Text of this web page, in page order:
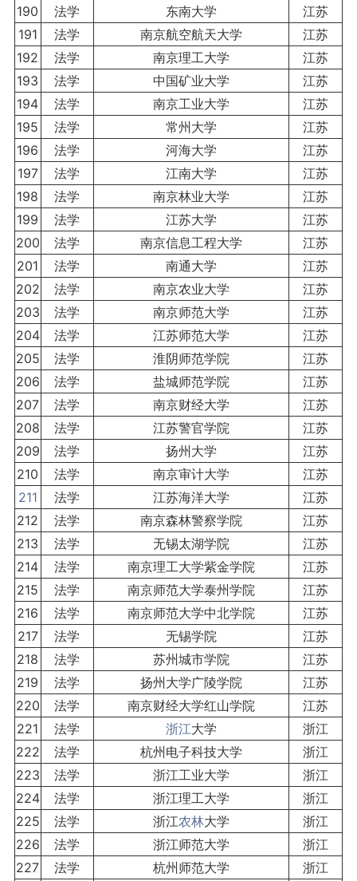
190 法学 东南大学
江苏
191
法学 南京航空航天大学
江苏
192
法学 南京理工大学
江苏
193
法学 中国矿业大学
江苏
194
法学 南京工业大学
江苏
195
法学 常州大学
江苏
196
法学 河海大学
江苏
197
法学 江南大学
江苏
198
法学 南京林业大学
江苏
199
法学 江苏大学
江苏
200
法学 南京信息工程大学
江苏
201
法学 南通大学
江苏
202
法学 南京农业大学
江苏
203
法学 南京师范大学
江苏
204
法学 江苏师范大学
江苏
205
法学 淮阴师范学院
江苏
206
法学 盐城师范学院
江苏
207
法学 南京财经大学
江苏
208
法学 江苏警官学院
江苏
209
法学 扬州大学
江苏
210
法学 南京审计大学
江苏
211
法学 江苏海洋大学
江苏
212
法学 南京森林警察学院
江苏
213
法学 无锡太湖学院
江苏
214
法学 南京理工大学紫金学院
江苏
215
法学 南京师范大学泰州学院
江苏
216
法学 南京师范大学中北学院
江苏
217
法学 无锡学院
江苏
218
法学 苏州城市学院
江苏
219
法学 扬州大学广陵学院
江苏
220
法学 南京财经大学红山学院
江苏
221
法学 浙江大学
浙江
222
法学 杭州电子科技大学
浙江
223
法学 浙江工业大学
浙江
224
法学 浙江理工大学
浙江
225
法学 浙江农林大学
浙江
226
法学 浙江师范大学
浙江
227
法学 杭州师范大学
浙江